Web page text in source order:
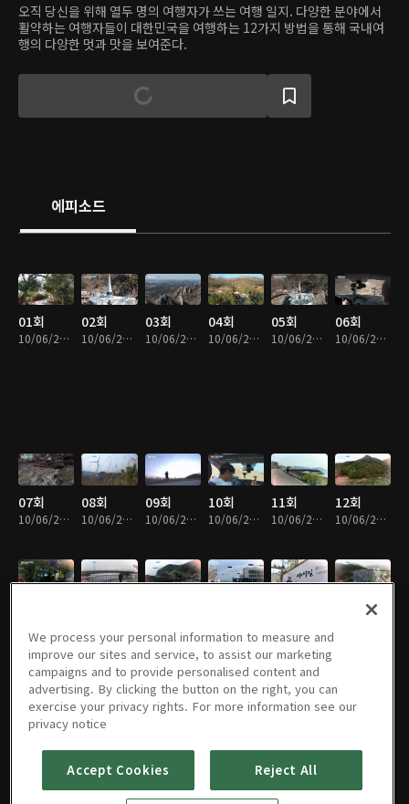
오직 당신을 위해 열두 명의 여행자가 쓰는 여행 일지. 다양한 분야에서
활약하는 여행자들이 대한민국을 여행하는 12가지 방법을 통해 국내여
행의 다양한 멋과 맛을 보여준다.
에피소드
01회
10/06/2023 • 23분
02회
10/06/2023 • 23분
03회
10/06/2023 • 23분
04회
10/06/2023 • 24분
05회
10/06/2023 • 22분
06회
10/06/2023 • 24분
07회
10/06/2023 • 21분
08회
10/06/2023 • 22분
09회
10/06/2023 • 22분
10회
10/06/2023 • 23분
11회
10/06/2023 • 22분
12회
10/06/2023 • 21분
19회
10/06/2023 • 21분
20회 21회 22회 23회 24회
We process your personal information to measure and
improve our sites and service, to assist our marketing
campaigns and to provide personalised content and
advertising. By clicking the button on the right, you can
exercise your privacy rights. For more information see our
privacy notice
Accept Cookies Reject All